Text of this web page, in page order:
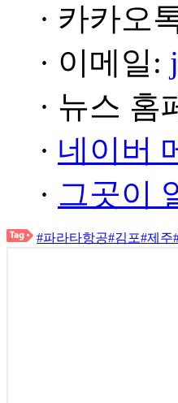
· 카카오
· 이메일:
· 뉴스 홈
· 네이버
· 그곳이
#파라타항공#김포#제주